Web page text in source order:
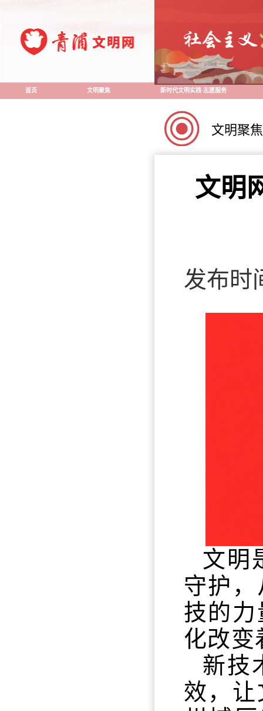
首页 文明聚焦 新时代文明实践·志愿服务
文明聚焦
文明
发布时
文明
守护
技的
化改变
新技
效，